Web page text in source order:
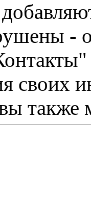
-
своих
также